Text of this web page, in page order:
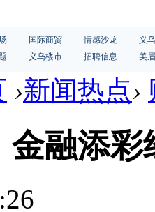
国际商贸 情感沙龙
义
义乌楼市 招聘信息 美
›新闻热点›
金融添彩